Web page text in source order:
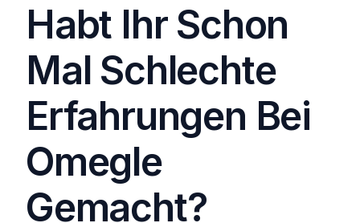
Habt Ihr Schon
Mal Schlechte
Erfahrungen Bei
Omegle
Gemacht?